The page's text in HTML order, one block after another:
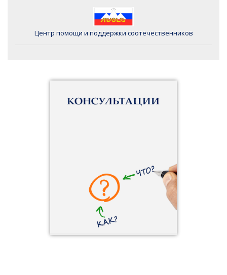
Центр помощи и поддержки соотечественников